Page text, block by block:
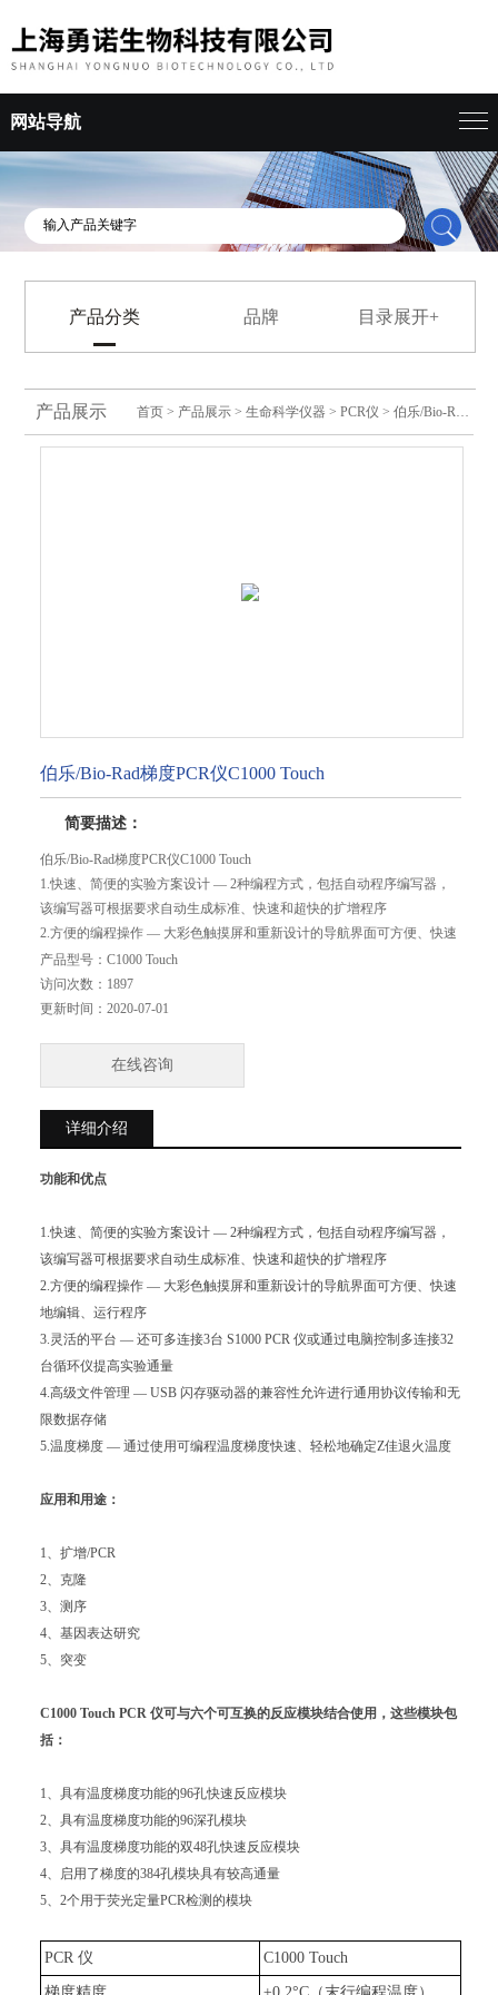
网站导航
产品分类 品牌 目录展开+
产品展示 首页 > 产品展示 >生命科学仪器 >PCR仪 > 伯乐/Bio-Rad梯度PCR仪C1000 Touch
伯乐/Bio-Rad梯度PCR仪C1000 Touch
简要描述：
伯乐/Bio-Rad梯度PCR仪C1000 Touch
1.快速、简便的实验方案设计 — 2种编程方式，包括自动程序编写器，
该编写器可根据要求自动生成标准、快速和超快的扩增程序
2.方便的编程操作 — 大彩色触摸屏和重新设计的导航界面可方便、快速
地编辑、运行程序
3.灵活的平台 — 还可多连接3台 S1000 PCR 仪或通过电脑控制多连接32
台循环仪提高实验通量
产品型号： C1000 Touch
访问次数： 1897
更新时间： 2020-07-01
在线咨询
详细介绍
功能和优点
1.快速、简便的实验方案设计 — 2种编程方式，包括自动程序编写器，
该编写器可根据要求自动生成标准、快速和超快的扩增程序
2.方便的编程操作 — 大彩色触摸屏和重新设计的导航界面可方便、快速
地编辑、运行程序
3.灵活的平台 — 还可多连接3台 S1000 PCR 仪或通过电脑控制多连接32
台循环仪提高实验通量
4.高级文件管理 — USB 闪存驱动器的兼容性允许进行通用协议传输和无
限数据存储
5.温度梯度 — 通过使用可编程温度梯度快速、轻松地确定Z佳退火温度
应用和用途：
1、扩增/PCR
2、克隆
3、测序
4、基因表达研究
5、突变
C1000 Touch PCR 仪可与六个可互换的反应模块结合使用，这些模块包
括：
1、具有温度梯度功能的96孔快速反应模块
2、具有温度梯度功能的96深孔模块
3、具有温度梯度功能的双48孔快速反应模块
4、启用了梯度的384孔模块具有较高通量
5、2个用于荧光定量PCR检测的模块
PCR 仪 C1000 Touch